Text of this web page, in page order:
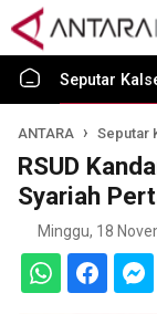
Seputar
ANTARA Seputar
RSUD
Syariah
Minggu, 18